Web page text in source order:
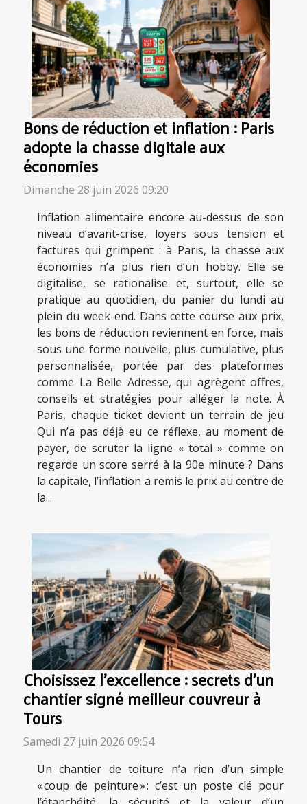
Bons de réduction et inflation : Paris
adopte la chasse digitale aux
économies
Dimanche 28 juin 2026 09:20
Inflation alimentaire encore au-dessus de son
niveau d’avant-crise, loyers sous tension et
factures qui grimpent : à Paris, la chasse aux
économies n’a plus rien d’un hobby. Elle se
digitalise, se rationalise et, surtout, elle se
pratique au quotidien, du panier du lundi au
plein du week-end. Dans cette course aux prix,
les bons de réduction reviennent en force, mais
sous une forme nouvelle, plus cumulative, plus
personnalisée, portée par des plateformes
comme La Belle Adresse, qui agrègent offres,
conseils et stratégies pour alléger la note. À
Paris, chaque ticket devient un terrain de jeu
Qui n’a pas déjà eu ce réflexe, au moment de
payer, de scruter la ligne « total » comme on
regarde un score serré à la 90e minute ? Dans
la capitale, l’inflation a remis le prix au centre de
la...
Choisissez l’excellence : secrets d’un
chantier signé meilleur couvreur à
Tours
Samedi 27 juin 2026 09:54
Un chantier de toiture n’a rien d’un simple
« coup de peinture » : c’est un poste clé pour